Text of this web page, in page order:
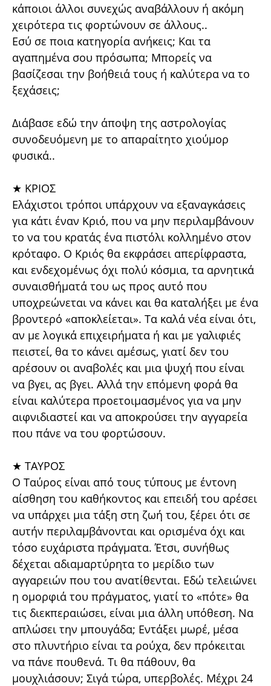
κάποιοι άλλοι συνεχώς αναβάλλουν ή ακόμη
χειρότερα τις φορτώνουν σε άλλους..
Εσύ σε ποια κατηγορία ανήκεις; Και τα
αγαπημένα σου πρόσωπα; Μπορείς να
βασίζεσαι την βοήθειά τους ή καλύτερα να το
ξεχάσεις;
Διάβασε εδώ την άποψη της αστρολογίας
συνοδευόμενη με το απαραίτητο χιούμορ
φυσικά..
★ ΚΡΙΟΣ
Ελάχιστοι τρόποι υπάρχουν να εξαναγκάσεις
για κάτι έναν Κριό, που να μην περιλαμβάνουν
το να του κρατάς ένα πιστόλι κολλημένο στον
κρόταφο. Ο Κριός θα εκφράσει απερίφραστα,
και ενδεχομένως όχι πολύ κόσμια, τα αρνητικά
συναισθήματά του ως προς αυτό που
υποχρεώνεται να κάνει και θα καταλήξει με ένα
βροντερό «αποκλείεται». Τα καλά νέα είναι ότι,
αν με λογικά επιχειρήματα ή και με γαλιφιές
πειστεί, θα το κάνει αμέσως, γιατί δεν του
αρέσουν οι αναβολές και μια ψυχή που είναι
να βγει, ας βγει. Αλλά την επόμενη φορά θα
είναι καλύτερα προετοιμασμένος για να μην
αιφνιδιαστεί και να αποκρούσει την αγγαρεία
που πάνε να του φορτώσουν.
★ ΤΑΥΡΟΣ
Ο Ταύρος είναι από τους τύπους με έντονη
αίσθηση του καθήκοντος και επειδή του αρέσει
να υπάρχει μια τάξη στη ζωή του, ξέρει ότι σε
αυτήν περιλαμβάνονται και ορισμένα όχι και
τόσο ευχάριστα πράγματα. Έτσι, συνήθως
δέχεται αδιαμαρτύρητα το μερίδιο των
αγγαρειών που του ανατίθενται. Εδώ τελειώνει
η ομορφιά του πράγματος, γιατί το «πότε» θα
τις διεκπεραιώσει, είναι μια άλλη υπόθεση. Να
απλώσει την μπουγάδα; Εντάξει μωρέ, μέσα
στο πλυντήριο είναι τα ρούχα, δεν πρόκειται
να πάνε πουθενά. Τι θα πάθουν, θα
μουχλιάσουν; Σιγά τώρα, υπερβολές. Μέχρι 24